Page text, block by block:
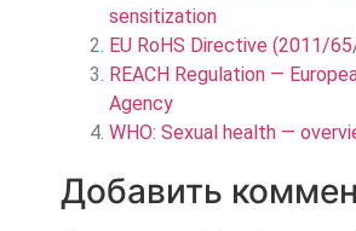
sensitization
EU RoHS Directive (2011/
REACH Regulation —
Agency
WHO: Sexual health —
Добавить